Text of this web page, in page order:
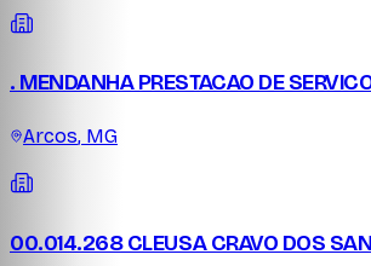
. MENDANHA PRESTACAO DE
Arcos, MG
00.014.268 CLEUSA CRAVO DOS